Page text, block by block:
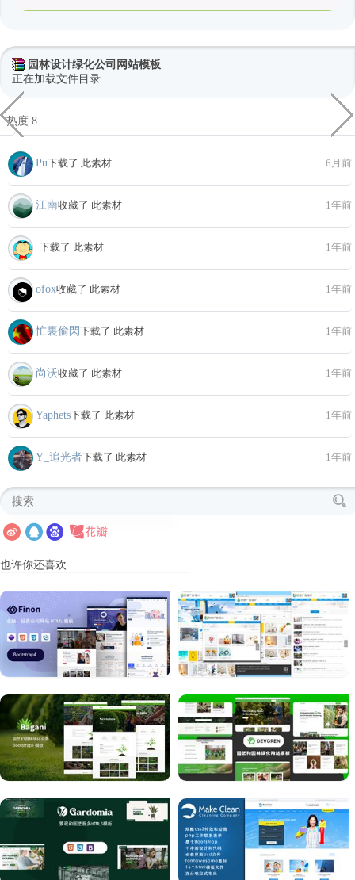
园林设计绿化公司网站模板
正在加载文件目录...
热度 8
Pu下载了 此素材 6月前
江南收藏了 此素材 1年前
·下载了 此素材 1年前
ofox收藏了 此素材 1年前
忙裏偷閑下载了 此素材 1年前
尚沃收藏了 此素材 1年前
Yaphets下载了 此素材 1年前
Y_追光者下载了 此素材 1年前
也许你还喜欢